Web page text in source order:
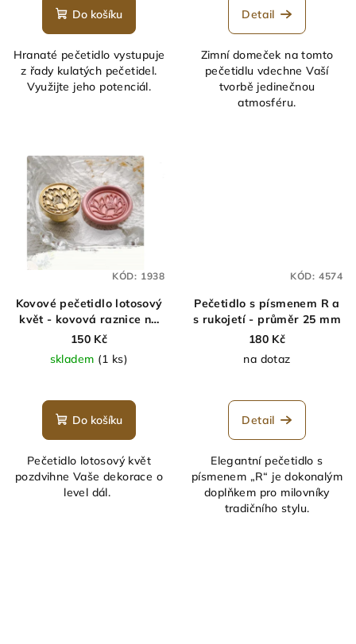
Do košíku
Hranaté pečetidlo vystupuje
z řady kulatých pečetidel.
Využijte jeho potenciál.
Detail
Zimní domeček na tomto
pečetidlu vdechne Vaší
tvorbě jedinečnou
atmosféru.
Kovové pečetidlo lotosový
květ - kovová raznice na
tvorbu pečetí
150 Kč
skladem (1 ks)
Do košíku
Pečetidlo lotosový květ
pozdvihne Vaše dekorace o
level dál.
KÓD: 1938
Pečetidlo s písmenem R a
s rukojetí - průměr 25 mm
180 Kč
na dotaz
hodnocení
produktu
z
5
hvězdiček.
Detail
Elegantní pečetidlo s
písmenem „R“ je dokonalým
doplňkem pro milovníky
tradičního stylu.
KÓD: 4574